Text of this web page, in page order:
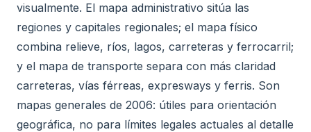
visualmente. El mapa administrativo sitúa las
regiones y capitales regionales; el mapa físico
combina relieve, ríos, lagos, carreteras y ferrocarril;
y el mapa de transporte separa con más claridad
carreteras, vías férreas, expresways y ferris. Son
mapas generales de 2006: útiles para orientación
geográfica, no para límites legales actuales al detalle